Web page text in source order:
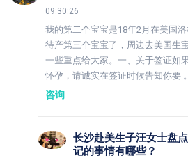
09:30:26
我的第二个宝宝是18年2月在美国
待产第三个宝宝了，周边去美国生
一些重点给大家。一、关于签证如
怀孕，请诚实在签证时候告知你要
咨询
长沙赴美生子汪女士盘
记的事情有哪些？